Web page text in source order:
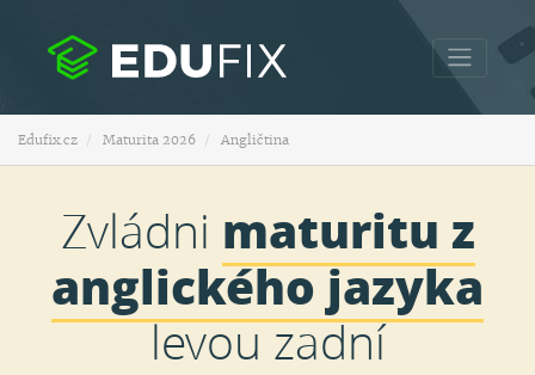
Edufix.cz Maturita 2026 Angličtina
Zvládni maturitu z
anglického jazyka
levou zadní